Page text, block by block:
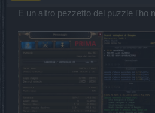
E un altro pezzetto del puzzle l'ho